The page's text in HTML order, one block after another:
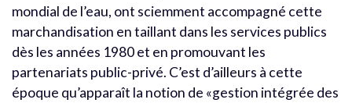
mondial de l’eau, ont sciemment accompagné cette
marchandisation en taillant dans les services publics
dès les années 1980 et en promouvant les
partenariats public-privé. C’est d’ailleurs à cette
époque qu’apparaît la notion de «gestion intégrée des